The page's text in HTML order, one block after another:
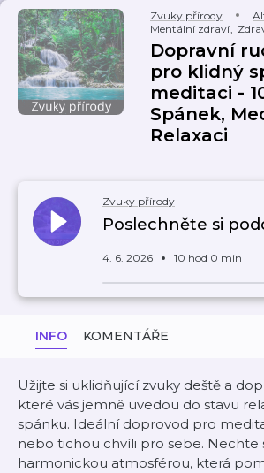
Zvuky přírody
Mentální zdraví,
Dopravní
pro klidný
meditaci -
Spánek,
Relaxaci
Zvuky přírody
Poslechněte si
4. 6. 2026 10 hod 0 min
INFO KOMENTÁŘE
Užijte si uklidňující zvuky deště a
které vás jemně uvedou do stavu
spánku. Ideální doprovod pro
nebo tichou chvíli pro sebe. Nechte
harmonickou atmosférou, která